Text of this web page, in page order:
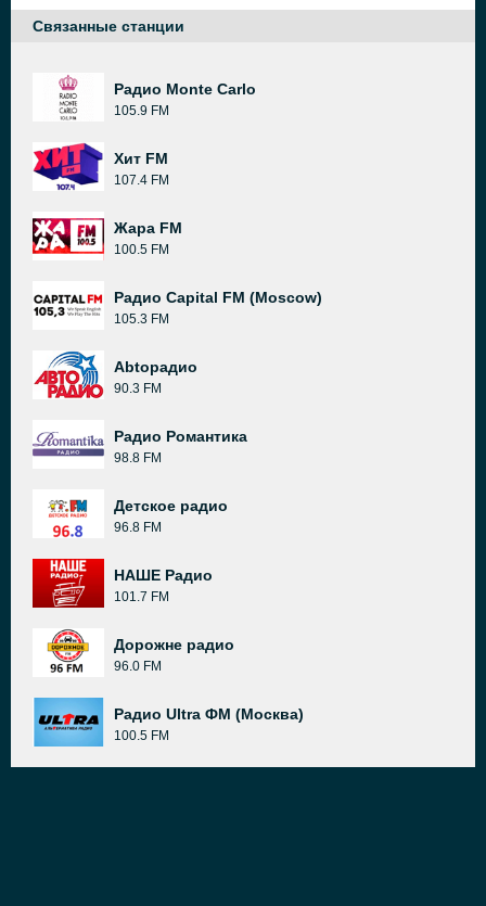
Связанные станции
Радио Monte Carlo
105.9 FM
Хит FM
107.4 FM
Жара FM
100.5 FM
Радио Capital FM (Moscow)
105.3 FM
Abtoрадио
90.3 FM
Радио Романтика
98.8 FM
Детское радио
96.8 FM
НАШЕ Радио
101.7 FM
Дорожне радио
96.0 FM
Радио Ultra ФМ (Москва)
100.5 FM